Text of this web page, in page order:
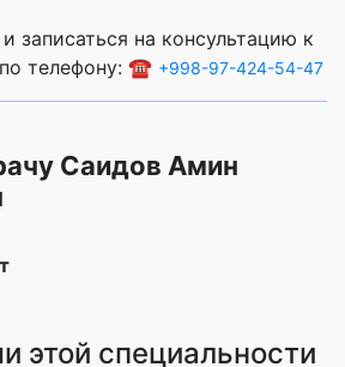
записаться на консультацию к
телефону: ☎️ +998-97-424-54-47
Саидов Амин
этой специальности